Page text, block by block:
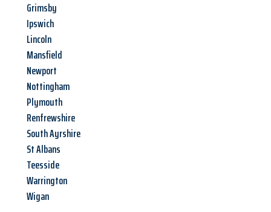
Grimsby
Ipswich
Lincoln
Mansfield
Newport
Nottingham
Plymouth
Renfrewshire
South Ayrshire
St Albans
Teesside
Warrington
Wigan